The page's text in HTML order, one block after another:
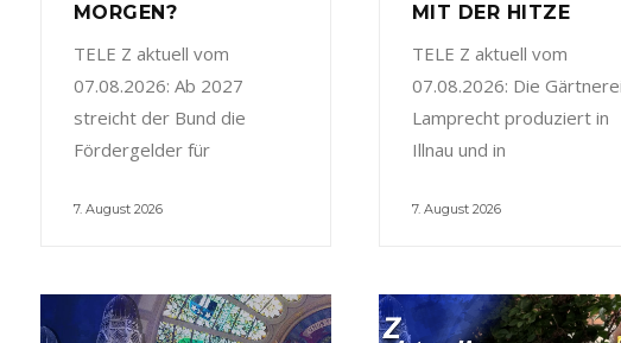
MORGEN?
TELE Z aktuell vom
07.08.2026: Ab 2027
streicht der Bund die
Fördergelder für
7. August 2026
MIT DER HITZE
TELE Z aktuell vom
07.08.2026: Die
Lamprecht produziert in
Illnau und in
7. August 2026